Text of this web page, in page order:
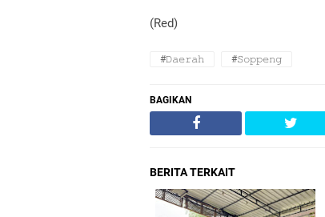
(Red)
#𝙳𝚊𝚎𝚛𝚊𝚑 #𝚂𝚘𝚙𝚙𝚎𝚗𝚐
BAGIKAN
BERITA TERKAIT